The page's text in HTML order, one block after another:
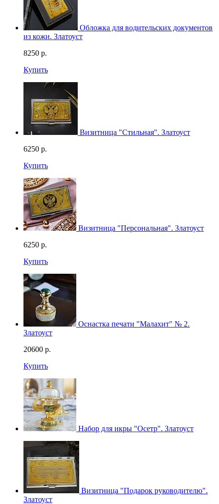
Обложка для водительских документов
из кожи. Златоуст
8250 р.
Купить
Визитница "Стильная". Златоуст
6250 р.
Купить
Визитница "Персональная". Златоуст
6250 р.
Купить
Оснастка печати "Малахит" № 2.
Златоуст
20600 р.
Купить
Набор для икры "Осетр". Златоуст
Визитница "Подарок руководителю".
Златоуст